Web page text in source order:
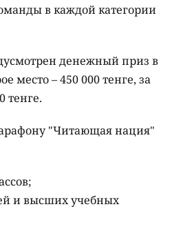
в каждой категории
денежный приз в
место – 450 000 тенге, за
тенге.
"Читающая нация"
и высших учебных